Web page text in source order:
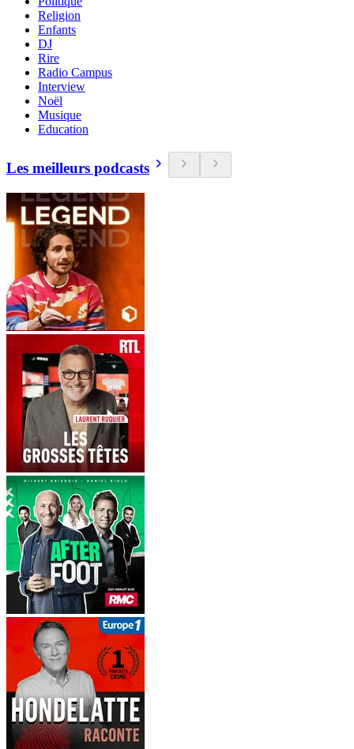
Religion
Enfants
DJ
Rire
Radio Campus
Interview
Noël
Musique
Education
Les meilleurs podcasts